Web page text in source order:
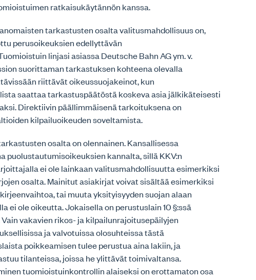
ratkaisukäytännön kanssa.
tarkastusten osalta valitusmahdollisuus on,
perusoikeuksien edellyttävän
linjasi asiassa Deutsche Bahn AG ym. v.
suorittaman tarkastuksen kohteena olevalla
riittävät oikeussuojakeinot, kun
saattaa tarkastuspäätöstä koskeva asia jälkikäteisesti
Direktiivin päällimmäisenä tarkoituksena on
kilpailuoikeuden soveltamista.
osalta on olennainen. Kansallisessa
puolustautumisoikeuksien kannalta, sillä KKV:n
ei ole lainkaan valitusmahdollisuutta esimerkiksi
osalta. Mainitut asiakirjat voivat sisältää esimerkiksi
tai muuta yksityisyyden suojan alaan
ei ole oikeutta. Jokaisella on perustuslain 10 §:ssä
vakavien rikos- ja kilpailunrajoitusepäilyjen
ja valvotuissa olosuhteissa tästä
poikkeamisen tulee perustua aina lakiin, ja
tilanteissa, joissa he ylittävät toimivaltansa.
tuomioistuinkontrollin alaiseksi on erottamaton osa